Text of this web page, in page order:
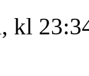
kl